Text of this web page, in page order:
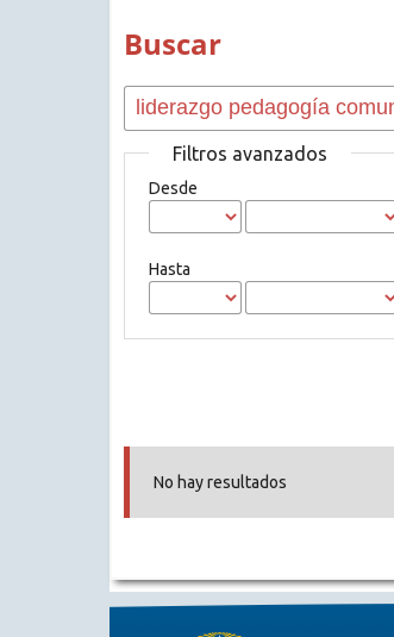
Buscar
Filtros avanzados
Desde
Hasta
No hay resultados